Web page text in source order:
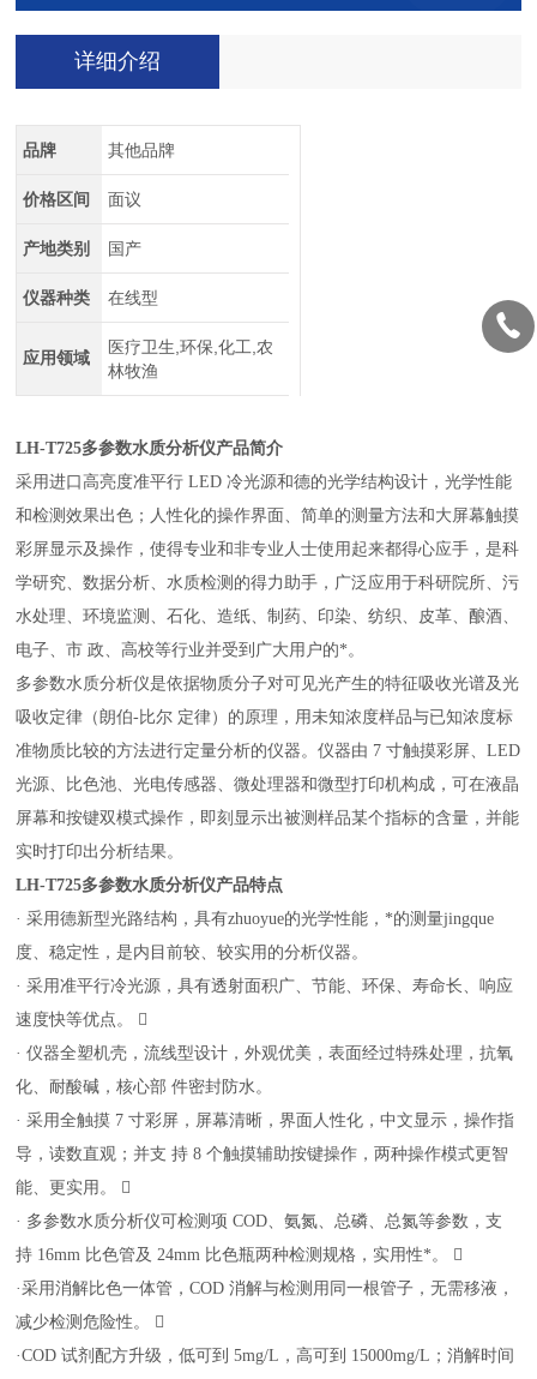
详细介绍
品牌 其他品牌
价格区间 面议
产地类别 国产
仪器种类 在线型
应用领域
医疗卫生,环保,化工,农
林牧渔
LH-T725多参数水质分析仪产品简介
采用进口高亮度准平行 LED 冷光源和德的光学结构设计，光学性能
和检测效果出色；人性化的操作界面、简单的测量方法和大屏幕触摸
彩屏显示及操作，使得专业和非专业人士使用起来都得心应手，是科
学研究、数据分析、水质检测的得力助手，广泛应用于科研院所、污
水处理、环境监测、石化、造纸、制药、印染、纺织、皮革、酿酒、
电子、市 政、高校等行业并受到广大用户的*。
多参数水质分析仪是依据物质分子对可见光产生的特征吸收光谱及光
吸收定律（朗伯-比尔 定律）的原理，用未知浓度样品与已知浓度标
准物质比较的方法进行定量分析的仪器。仪器由 7 寸触摸彩屏、LED
光源、比色池、光电传感器、微处理器和微型打印机构成，可在液晶
屏幕和按键双模式操作，即刻显示出被测样品某个指标的含量，并能
实时打印出分析结果。
LH-T725多参数水质分析仪产品特点
· 采用德新型光路结构，具有zhuoyue的光学性能，*的测量jingque
度、稳定性，是内目前较、较实用的分析仪器。
· 采用准平行冷光源，具有透射面积广、节能、环保、寿命长、响应
速度快等优点。 
· 仪器全塑机壳，流线型设计，外观优美，表面经过特殊处理，抗氧
化、耐酸碱，核心部 件密封防水。
· 采用全触摸 7 寸彩屏，屏幕清晰，界面人性化，中文显示，操作指
导，读数直观；并支 持 8 个触摸辅助按键操作，两种操作模式更智
能、更实用。 
· 多参数水质分析仪可检测项 COD、氨氮、总磷、总氮等参数，支
持 16mm 比色管及 24mm 比色瓶两种检测规格，实用性*。 
·采用消解比色一体管，COD 消解与检测用同一根管子，无需移液，
减少检测危险性。 
·COD 试剂配方升级，低可到 5mg/L，高可到 15000mg/L；消解时间